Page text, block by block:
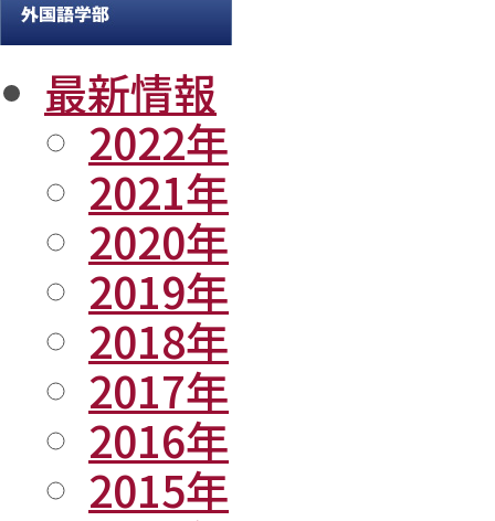
最新情報
2022年
2021年
2020年
2019年
2018年
2017年
2016年
2015年